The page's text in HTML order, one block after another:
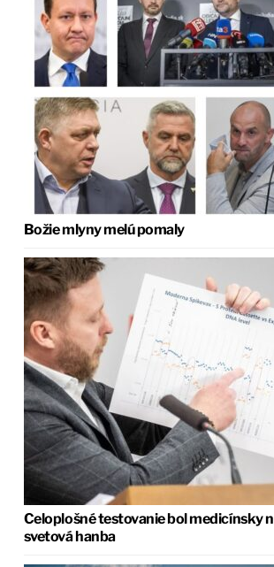
Božie mlyny melú pomaly
Celoplošné testovanie bol medicínsky
svetová hanba